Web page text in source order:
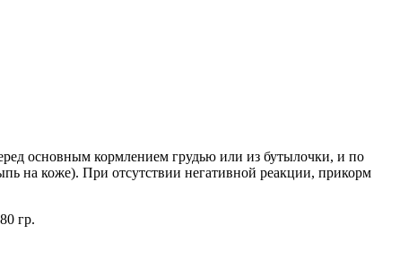
основным кормлением грудью или из бутылочки, и по
на коже). При отсутствии негативной реакции, прикорм
гр.